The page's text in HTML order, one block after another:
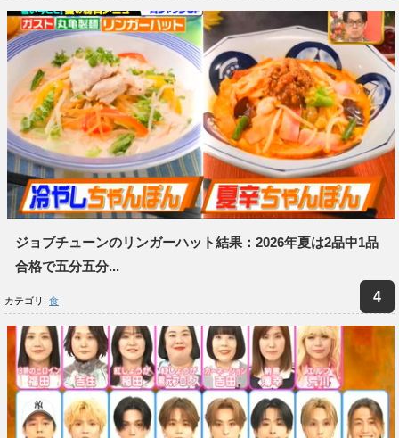
ジョブチューンのリンガーハット結果：2026年夏は2品中1品
合格で五分五分...
カテゴリ: 食